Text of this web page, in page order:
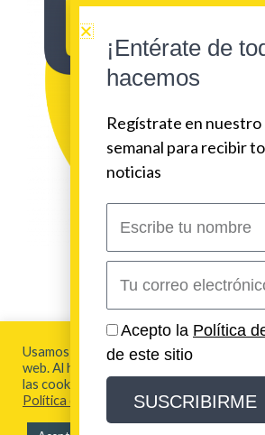
2026 Urban Beat
Aviso Legal y Política de
Usamos cookies para brindarte la mejor
web. Al hacer clic en "Aceptar todo",
las cookies. Para más información visita
Política de Cookies
¡Entérate de
hacemos
Regístrate en
semanal para recibir
noticias
nombre
electrónico
Acepto la Política
de este sitio
SUSCRIBIRME